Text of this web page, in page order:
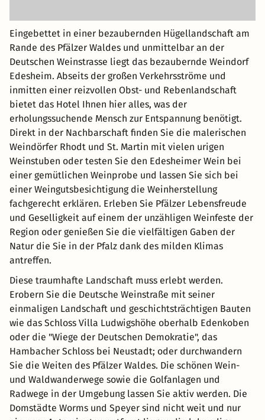
Eingebettet in einer bezaubernden Hügellandschaft am
Rande des Pfälzer Waldes und unmittelbar an der
Deutschen Weinstrasse liegt das bezaubernde Weindorf
Edesheim. Abseits der großen Verkehrsströme und
inmitten einer reizvollen Obst- und Rebenlandschaft
bietet das Hotel Ihnen hier alles, was der
erholungssuchende Mensch zur Entspannung benötigt.
Direkt in der Nachbarschaft finden Sie die malerischen
Weindörfer Rhodt und St. Martin mit vielen urigen
Weinstuben oder testen Sie den Edesheimer Wein bei
einer gemütlichen Weinprobe und lassen Sie sich bei
einer Weingutsbesichtigung die Weinherstellung
fachgerecht erklären. Erleben Sie Pfälzer Lebensfreude
und Geselligkeit auf einem der unzähligen Weinfeste der
Region oder genießen Sie die vielfältigen Gaben der
Natur die Sie in der Pfalz dank des milden Klimas
antreffen.
Diese traumhafte Landschaft muss erlebt werden.
Erobern Sie die Deutsche Weinstraße mit seiner
einmaligen Landschaft und geschichtsträchtigen Bauten
wie das Schloss Villa Ludwigshöhe oberhalb Edenkoben
oder die "Wiege der Deutschen Demokratie", das
Hambacher Schloss bei Neustadt; oder durchwandern
Sie die Weiten des Pfälzer Waldes. Die schönen Wein-
und Waldwanderwege sowie die Golfanlagen und
Radwege in der Umgebung lassen Sie aktiv werden. Die
Domstädte Worms und Speyer sind nicht weit und nur